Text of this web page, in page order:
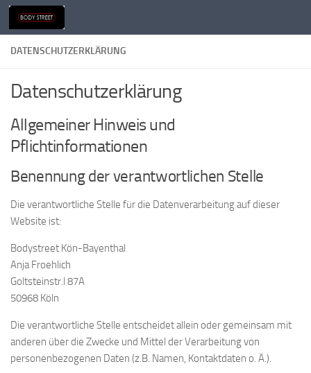
Zum Inhalt springen
DATENSCHUTZERKLÄRUNG
Datenschutzerklärung
Allgemeiner Hinweis und
Pflichtinformationen
Benennung der verantwortlichen Stelle
Die verantwortliche Stelle für die Datenverarbeitung auf dieser
Website ist:
Bodystreet Kön-Bayenthal
Anja Froehlich
Goltsteinstr.l 87A
50968 Köln
Die verantwortliche Stelle entscheidet allein oder gemeinsam mit
anderen über die Zwecke und Mittel der Verarbeitung von
personenbezogenen Daten (z.B. Namen, Kontaktdaten o. Ä.).